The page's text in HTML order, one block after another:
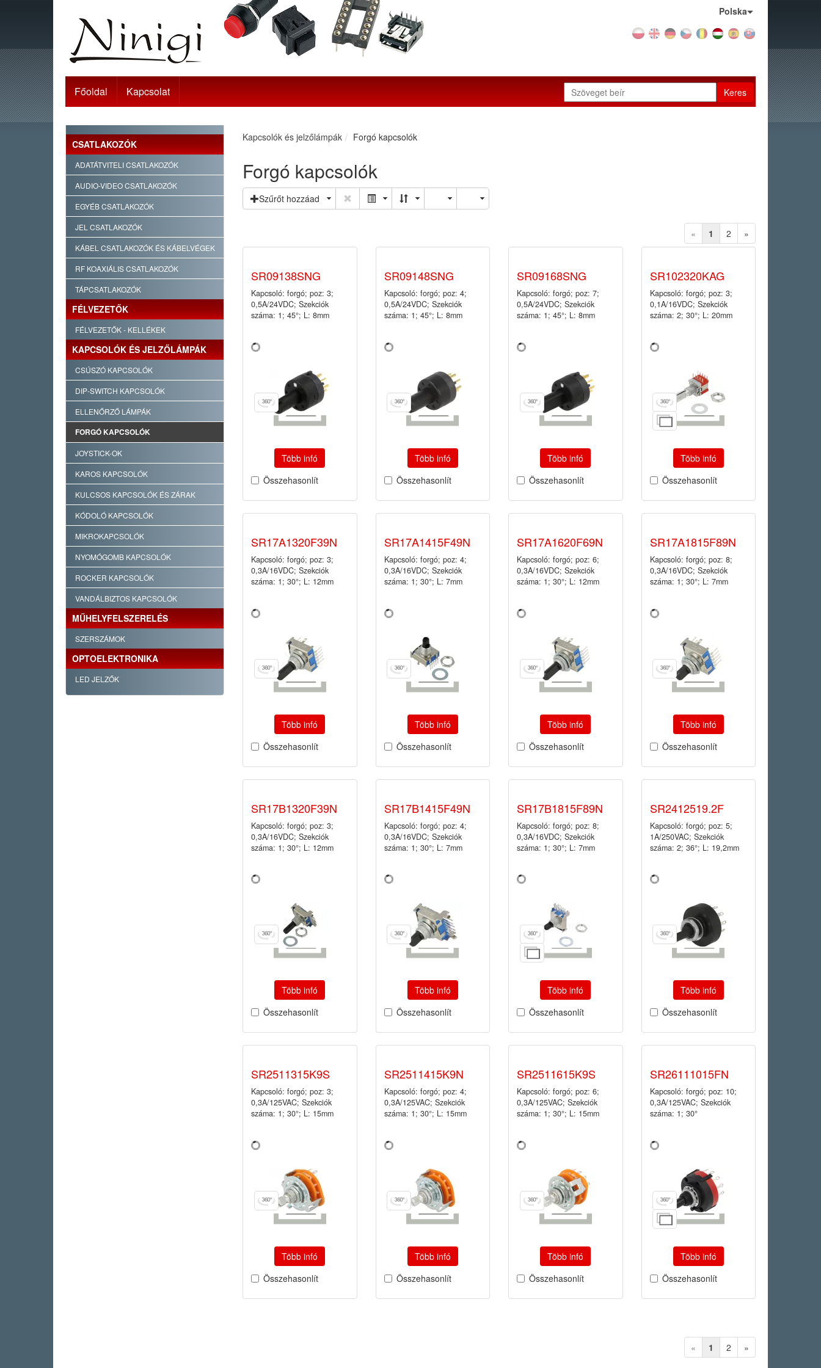
Polska
Főoldal Kapcsolat Keres
CSATLAKOZÓK
ADATÁTVITELI CSATLAKOZÓK
AUDIO-VIDEO CSATLAKOZÓK
EGYÉB CSATLAKOZÓK
JEL CSATLAKOZÓK
KÁBEL CSATLAKOZÓK ÉS KÁBELVÉGEK
RF KOAXIÁLIS CSATLAKOZÓK
TÁPCSATLAKOZÓK
FÉLVEZETŐK
FÉLVEZETŐK - KELLÉKEK
KAPCSOLÓK ÉS JELZŐLÁMPÁK
CSÚSZÓ KAPCSOLÓK
DIP-SWITCH KAPCSOLÓK
ELLENŐRZŐ LÁMPÁK
FORGÓ KAPCSOLÓK
JOYSTICK-OK
KAROS KAPCSOLÓK
KULCSOS KAPCSOLÓK ÉS ZÁRAK
KÓDOLÓ KAPCSOLÓK
MIKROKAPCSOLÓK
NYOMÓGOMB KAPCSOLÓK
ROCKER KAPCSOLÓK
VANDÁLBIZTOS KAPCSOLÓK
MŰHELYFELSZERELÉS
SZERSZÁMOK
OPTOELEKTRONIKA
LED JELZŐK
Kapcsolók és jelzőlámpák Forgó kapcsolók
Forgó kapcsolók
Szűrőt hozzáad
« 1 2 »
SR09138SNG
Kapcsoló: forgó; poz: 3;
0,5A/24VDC; Szekciók
száma: 1; 45°; L: 8mm
Több infó
Összehasonlít
SR09148SNG
Kapcsoló: forgó; poz: 4;
0,5A/24VDC; Szekciók
száma: 1; 45°; L: 8mm
Több infó
Összehasonlít
SR09168SNG
Kapcsoló: forgó; poz: 7;
0,5A/24VDC; Szekciók
száma: 1; 45°; L: 8mm
Több infó
Összehasonlít
SR102320KAG
Kapcsoló: forgó; poz: 3;
0,1A/16VDC; Szekciók
száma: 2; 30°; L: 20mm
Több infó
Összehasonlít
SR17A1320F39N
Kapcsoló: forgó; poz: 3;
0,3A/16VDC; Szekciók
száma: 1; 30°; L: 12mm
Több infó
Összehasonlít
SR17A1415F49N
Kapcsoló: forgó; poz: 4;
0,3A/16VDC; Szekciók
száma: 1; 30°; L: 7mm
Több infó
Összehasonlít
SR17A1620F69N
Kapcsoló: forgó; poz: 6;
0,3A/16VDC; Szekciók
száma: 1; 30°; L: 12mm
Több infó
Összehasonlít
SR17A1815F89N
Kapcsoló: forgó; poz: 8;
0,3A/16VDC; Szekciók
száma: 1; 30°; L: 7mm
Több infó
Összehasonlít
SR17B1320F39N
Kapcsoló: forgó; poz: 3;
0,3A/16VDC; Szekciók
száma: 1; 30°; L: 12mm
Több infó
Összehasonlít
SR17B1415F49N
Kapcsoló: forgó; poz: 4;
0,3A/16VDC; Szekciók
száma: 1; 30°; L: 7mm
Több infó
Összehasonlít
SR17B1815F89N
Kapcsoló: forgó; poz: 8;
0,3A/16VDC; Szekciók
száma: 1; 30°; L: 7mm
Több infó
Összehasonlít
SR2412519.2F
Kapcsoló: forgó; poz: 5;
1A/250VAC; Szekciók
száma: 2; 36°; L: 19,2mm
Több infó
Összehasonlít
SR2511315K9S
Kapcsoló: forgó; poz: 3;
0,3A/125VAC; Szekciók
száma: 1; 30°; L: 15mm
Több infó
Összehasonlít
SR2511415K9N
Kapcsoló: forgó; poz: 4;
0,3A/125VAC; Szekciók
száma: 1; 30°; L: 15mm
Több infó
Összehasonlít
SR2511615K9S
Kapcsoló: forgó; poz: 6;
0,3A/125VAC; Szekciók
száma: 1; 30°; L: 15mm
Több infó
Összehasonlít
SR26111015FN
Kapcsoló: forgó; poz: 10;
0,3A/125VAC; Szekciók
száma: 1; 30°
Több infó
Összehasonlít
« 1 2 »